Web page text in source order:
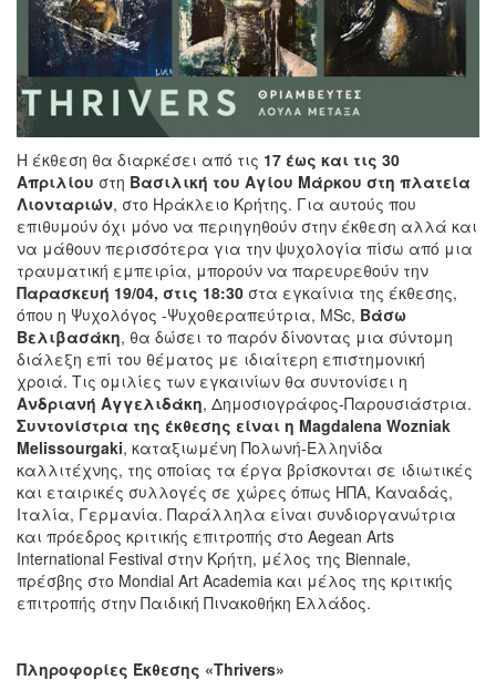
Η έκθεση θα διαρκέσει από τις 17 έως και τις 30
Απριλίου στη Βασιλική του Αγίου Μάρκου στη πλατεία
Λιονταριών, στο Ηράκλειο Κρήτης. Για αυτούς που
επιθυμούν όχι μόνο να περιηγηθούν στην έκθεση αλλά και
να μάθουν περισσότερα για την ψυχολογία πίσω από μια
τραυματική εμπειρία, μπορούν να παρευρεθούν την
Παρασκευή 19/04, στις 18:30 στα εγκαίνια της έκθεσης,
όπου η Ψυχολόγος -Ψυχοθεραπεύτρια, MSc, Βάσω
Βελιβασάκη, θα δώσει το παρόν δίνοντας μια σύντομη
διάλεξη επί του θέματος με ιδιαίτερη επιστημονική
χροιά. Τις ομιλίες των εγκαινίων θα συντονίσει η
Ανδριανή Αγγελιδάκη, Δημοσιογράφος-Παρουσιάστρια.
Συντονίστρια της έκθεσης είναι η Magdalena Wozniak
Melissourgaki, καταξιωμένη Πολωνή-Ελληνίδα
καλλιτέχνης, της οποίας τα έργα βρίσκονται σε ιδιωτικές
και εταιρικές συλλογές σε χώρες όπως ΗΠΑ, Καναδάς,
Ιταλία, Γερμανία. Παράλληλα είναι συνδιοργανώτρια
και πρόεδρος κριτικής επιτροπής στο Aegean Arts
International Festival στην Κρήτη, μέλος της Biennale,
πρέσβης στο Mondial Art Academia και μέλος της κριτικής
επιτροπής στην Παιδική Πινακοθήκη Ελλάδος.
Πληροφορίες Έκθεσης «Thrivers»